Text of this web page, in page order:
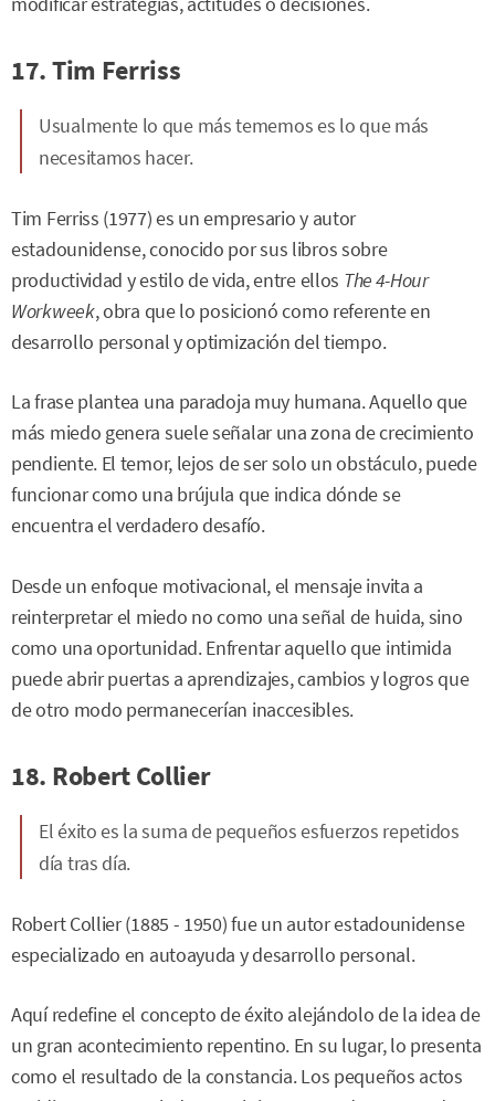
17. Tim Ferriss
Usualmente lo que más tememos es lo que más
necesitamos hacer.
Tim Ferriss (1977) es un empresario y autor
estadounidense, conocido por sus libros sobre
productividad y estilo de vida, entre ellos The 4-Hour
Workweek, obra que lo posicionó como referente en
desarrollo personal y optimización del tiempo.
La frase plantea una paradoja muy humana. Aquello que
más miedo genera suele señalar una zona de crecimiento
pendiente. El temor, lejos de ser solo un obstáculo, puede
funcionar como una brújula que indica dónde se
encuentra el verdadero desafío.
Desde un enfoque motivacional, el mensaje invita a
reinterpretar el miedo no como una señal de huida, sino
como una oportunidad. Enfrentar aquello que intimida
puede abrir puertas a aprendizajes, cambios y logros que
de otro modo permanecerían inaccesibles.
18. Robert Collier
El éxito es la suma de pequeños esfuerzos repetidos
día tras día.
Robert Collier (1885 - 1950) fue un autor estadounidense
especializado en autoayuda y desarrollo personal.
Aquí redefine el concepto de éxito alejándolo de la idea de
un gran acontecimiento repentino. En su lugar, lo presenta
como el resultado de la constancia. Los pequeños actos